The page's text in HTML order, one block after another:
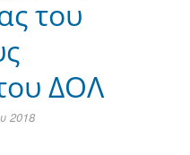
του
ΔΟΛ
2018